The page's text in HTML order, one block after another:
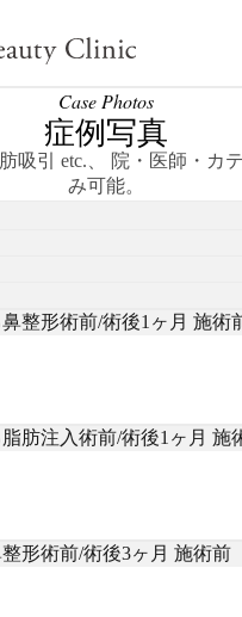
Case Photos
症例写真
吸引 etc.、 院・医師・カ
み可能。